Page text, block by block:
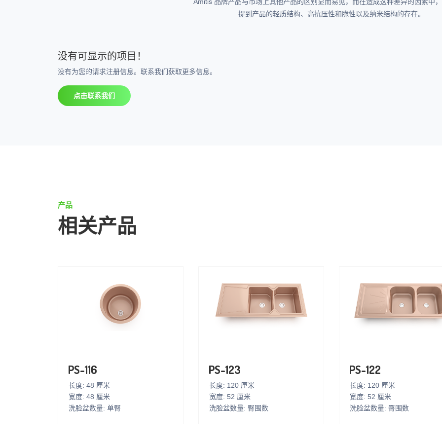
提到产品的轻质结构、高抗压性和脆性以及纳米结构的存在。
没有可显示的项目！
没有为您的请求注册信息。联系我们获取更多信息。
点击联系我们
产品
相关产品
PS-116
长度: 48 厘米
宽度: 48 厘米
洗脸盆数量: 单臀
PS-123
长度: 120 厘米
宽度: 52 厘米
洗脸盆数量: 臀围数
PS-122
长度: 120 厘米
宽度: 52 厘米
洗脸盆数量: 臀围数